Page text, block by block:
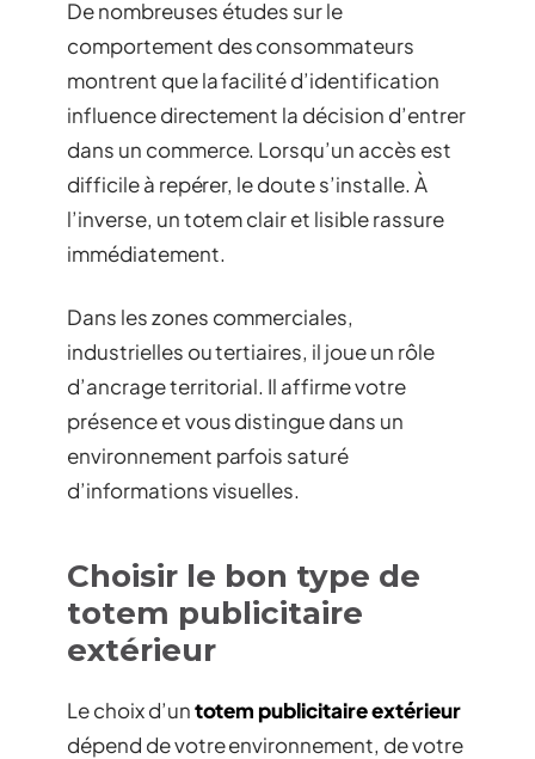
De nombreuses études sur le
comportement des consommateurs
montrent que la facilité d’identification
influence directement la décision d’entrer
dans un commerce. Lorsqu’un accès est
difficile à repérer, le doute s’installe. À
l’inverse, un totem clair et lisible rassure
immédiatement.
Dans les zones commerciales,
industrielles ou tertiaires, il joue un rôle
d’ancrage territorial. Il affirme votre
présence et vous distingue dans un
environnement parfois saturé
d’informations visuelles.
Choisir le bon type de
totem publicitaire
extérieur
Le choix d’untotem publicitaire extérieur
dépend de votre environnement, de votre